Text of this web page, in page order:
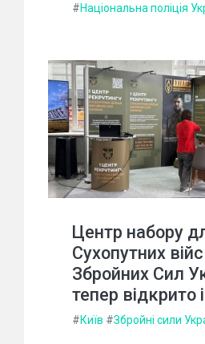
#Національна поліція
Центр набору
Сухопутних
Збройних Сил
тепер відкрито
#Київ #Збройні сили